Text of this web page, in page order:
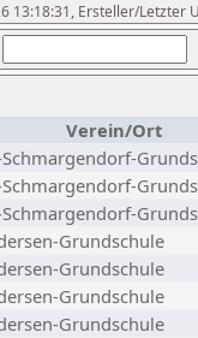
13:18:31, Ersteller/Letzter
Verein/Ort
Grundschule
Grundschule
Grundschule
Grundschule